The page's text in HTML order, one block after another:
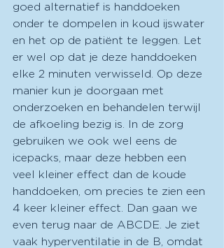
goed alternatief is handdoeken
onder te dompelen in koud ijswater
en het op de patiënt te leggen. Let
er wel op dat je deze handdoeken
elke 2 minuten verwisseld. Op deze
manier kun je doorgaan met
onderzoeken en behandelen terwijl
de afkoeling bezig is. In de zorg
gebruiken we ook wel eens de
icepacks, maar deze hebben een
veel kleiner effect dan de koude
handdoeken, om precies te zien een
4 keer kleiner effect. Dan gaan we
even terug naar de ABCDE. Je ziet
vaak hyperventilatie in de B, omdat